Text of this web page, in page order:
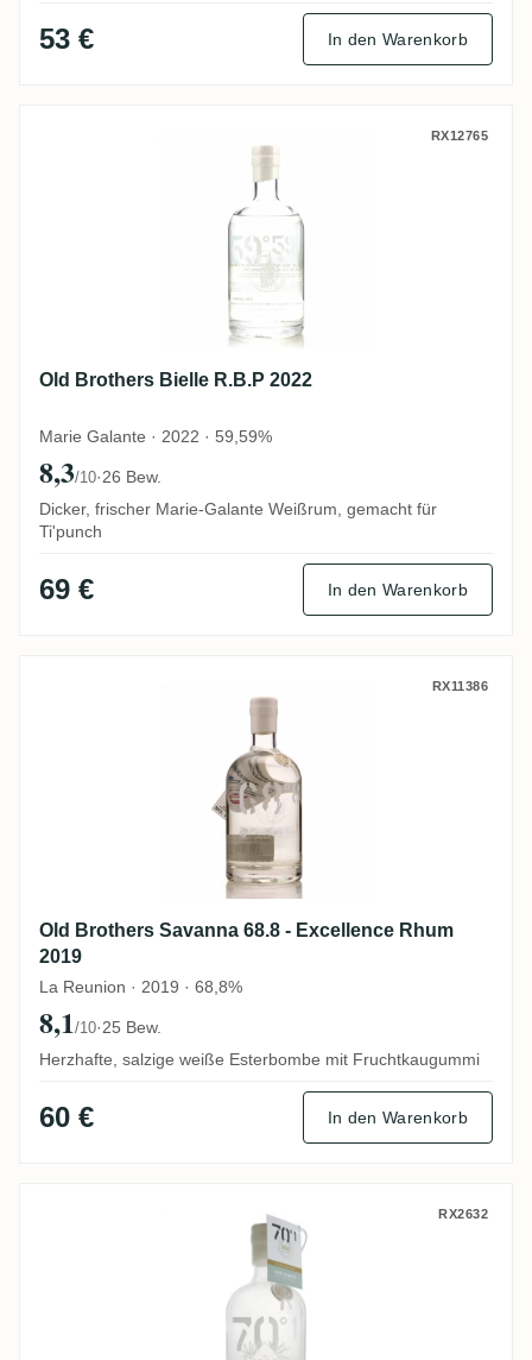
53 € In den Warenkorb
RX12765
Old Brothers Bielle R.B.P 2022
Marie Galante · 2022 · 59,59%
8,3/10·26 Bew.
Dicker, frischer Marie-Galante Weißrum, gemacht für
Ti'punch
69 € In den Warenkorb
Old Brothers Savanna 68.8 - Excellence
RX11386
Old Brothers Savanna 68.8 - Excellence Rhum
2019
La Reunion · 2019 · 68,8%
8,1/10·25 Bew.
Herzhafte, salzige weiße Esterbombe mit Fruchtkaugummi
60 € In den Warenkorb
Old Brothers 70.1 - Le 1802 Monte Cristo
RX2632